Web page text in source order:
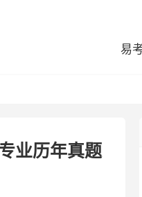
易
业历年真题